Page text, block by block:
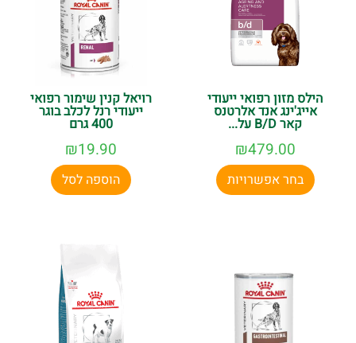
הילס מזון רפואי ייעודי
אייג'ינג אנד אלרטנס
קאר B/D על...
₪479.00
בחר אפשרויות
רויאל קנין שימור רפואי
ייעודי רנל לכלב בוגר
400 גרם
₪19.90
הוספה לסל